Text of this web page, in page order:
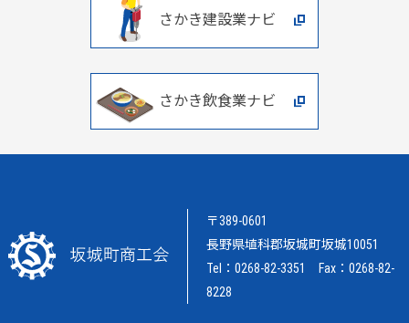
さかき建設業ナビ
さかき飲食業ナビ
〒389-0601
長野県埴科郡坂城町坂城10051
Tel：0268-82-3351 Fax：0268-82-
8228